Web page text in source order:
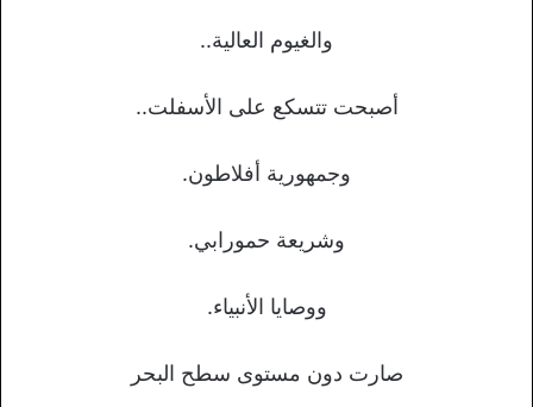
والغيوم العالية..
أصبحت تتسكع على الأسفلت..
وجمهورية أفلاطون.
وشريعة حمورابي.
ووصايا الأنبياء.
صارت دون مستوى سطح البحر